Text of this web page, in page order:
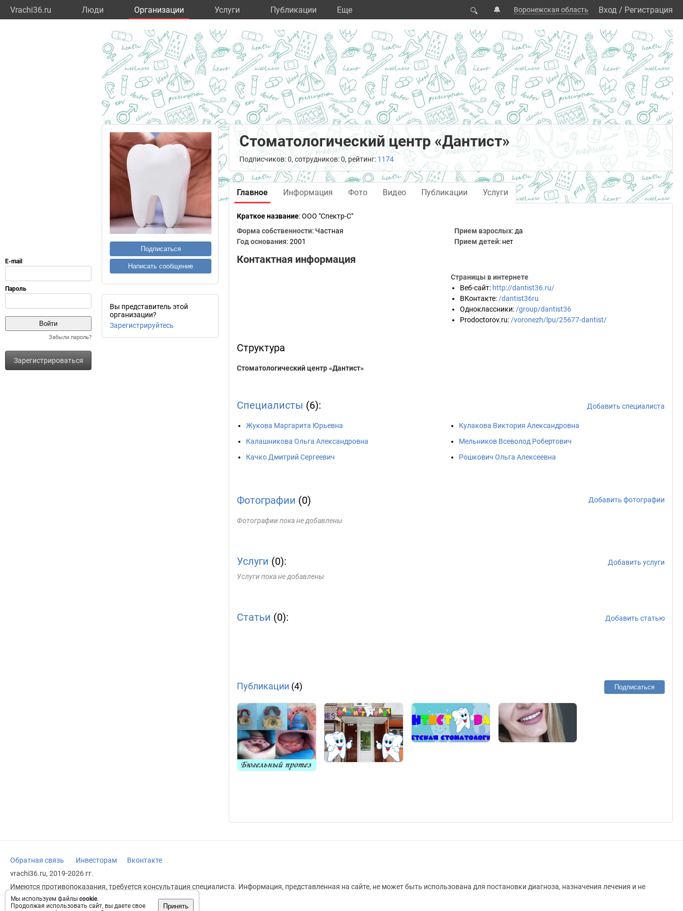
Vrachi36.ru Люди Организации Услуги Публикации Eще 🔍 🔔 Воронежская область Вход / Регистрация
Забыли пароль?
Зарегистрироваться
Мы используем файлы cookie.
Продолжая использовать сайт, вы даете свое
Принять
Подписаться
Написать сообщение
Вы представитель этой
организации?
Зарегистрируйтесь
Стоматологический центр «Дантист»
Подписчиков: 0, сотрудников: 0, рейтинг: 1174
Главное Информация Фото Видео Публикации Услуги
Краткое название:ООО "Спектр-С"
Форма собственности: Частная
Год основания:2001
Прием взрослых: да
Прием детей: нет
Контактная информация
Страницы в интернете
Веб-сайт: http://dantist36.ru/
ВКонтакте: /dantist36ru
Одноклассники: /group/dantist36
Prodoctorov.ru: /voronezh/lpu/25677-dantist/
Структура
Стоматологический центр «Дантист»
Специалисты (6): Добавить специалиста
Жукова Маргарита Юрьевна
Калашникова Ольга Александровна
Качко Дмитрий Сергеевич
Кулакова Виктория Александровна
Мельников Всеволод Робертович
Рошкович Ольга Алексеевна
Фотографии (0) Добавить фотографии
Фотографии пока не добавлены
Услуги (0):
Добавить услуги
Услуги пока не добавлены
Статьи (0): Добавить статью
Публикации (4) Подписаться
Обратная связь Инвесторам
Вконтакте
vrachi36.ru, 2019-2026 гг.
Имеются противопоказания, требуется консультация специалиста. Информация, представленная на сайте, не может быть использована для постановки диагноза, назначения лечения и не
заменяет прием врача.
Возрастное ограничение: 18+